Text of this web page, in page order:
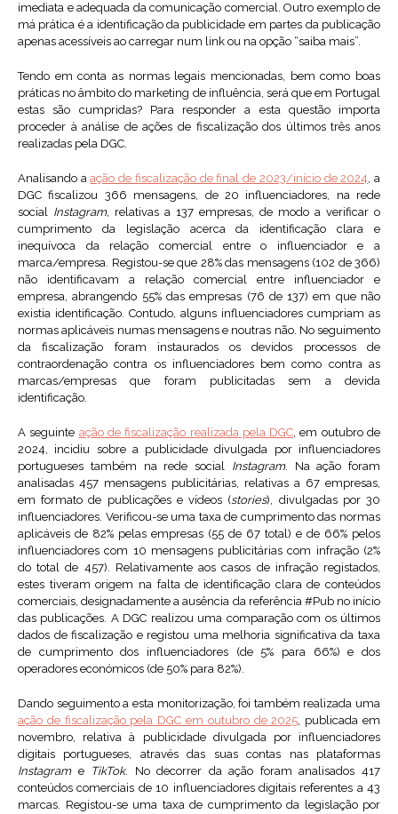
imediata e adequada da comunicação comercial. Outro exemplo de
má prática é a identificação da publicidade em partes da publicação
apenas acessíveis ao carregar num link ou na opção “saiba mais”.
Tendo em conta as normas legais mencionadas, bem como boas
práticas no âmbito do marketing de influência, será que em Portugal
estas são cumpridas? Para responder a esta questão importa
proceder à análise de ações de fiscalização dos últimos três anos
realizadas pela DGC.
Analisando aação de fiscalização de final de 2023/início de 2024, a
DGC fiscalizou 366 mensagens, de 20 influenciadores, na rede
social Instagram, relativas a 137 empresas, de modo a verificar o
cumprimento da legislação acerca da identificação clara e
inequívoca da relação comercial entre o influenciador e a
marca/empresa. Registou-se que 28% das mensagens (102 de 366)
não identificavam a relação comercial entre influenciador e
empresa, abrangendo 55% das empresas (76 de 137) em que não
existia identificação. Contudo, alguns influenciadores cumpriam as
normas aplicáveis numas mensagens e noutras não. No seguimento
da fiscalização foram instaurados os devidos processos de
contraordenação contra os influenciadores bem como contra as
marcas/empresas que foram publicitadas sem a devida
identificação.
A seguinte ação de fiscalização realizada pela DGC, em outubro de
2024, incidiu sobre a publicidade divulgada por influenciadores
portugueses também na rede social Instagram. Na ação foram
analisadas 457 mensagens publicitárias, relativas a 67 empresas,
em formato de publicações e vídeos (stories), divulgadas por 30
influenciadores. Verificou-se uma taxa de cumprimento das normas
aplicáveis de 82% pelas empresas (55 de 67 total) e de 66% pelos
influenciadores com 10 mensagens publicitárias com infração (2%
do total de 457). Relativamente aos casos de infração registados,
estes tiveram origem na falta de identificação clara de conteúdos
comerciais, designadamente a ausência da referência #Pub no início
das publicações. A DGC realizou uma comparação com os últimos
dados de fiscalização e registou uma melhoria significativa da taxa
de cumprimento dos influenciadores (de 5% para 66%) e dos
operadores económicos (de 50% para 82%).
Dando seguimento a esta monitorização, foi também realizada uma
ação de fiscalização pela DGC em outubro de 2025, publicada em
novembro, relativa à publicidade divulgada por influenciadores
digitais portugueses, através das suas contas nas plataformas
Instagram e TikTok. No decorrer da ação foram analisados 417
conteúdos comerciais de 10 influenciadores digitais referentes a 43
marcas. Registou-se uma taxa de cumprimento da legislação por